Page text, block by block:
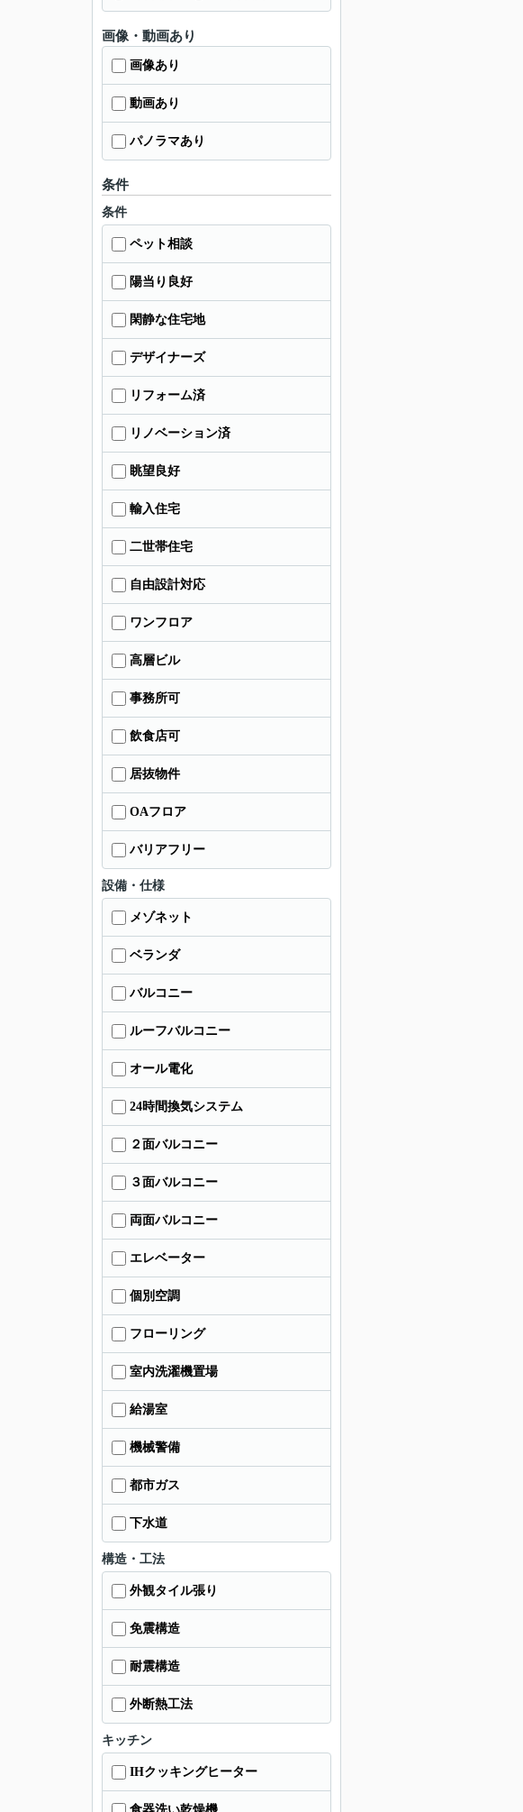
画像・動画あり
画像あり
動画あり
パノラマあり
条件
条件
ペット相談
陽当り良好
閑静な住宅地
デザイナーズ
リフォーム済
リノベーション済
眺望良好
輸入住宅
二世帯住宅
自由設計対応
ワンフロア
高層ビル
事務所可
飲食店可
居抜物件
OAフロア
バリアフリー
設備・仕様
メゾネット
ベランダ
バルコニー
ルーフバルコニー
オール電化
24時間換気システム
２面バルコニー
３面バルコニー
両面バルコニー
エレベーター
個別空調
フローリング
室内洗濯機置場
給湯室
機械警備
都市ガス
下水道
構造・工法
外観タイル張り
免震構造
耐震構造
外断熱工法
キッチン
IHクッキングヒーター